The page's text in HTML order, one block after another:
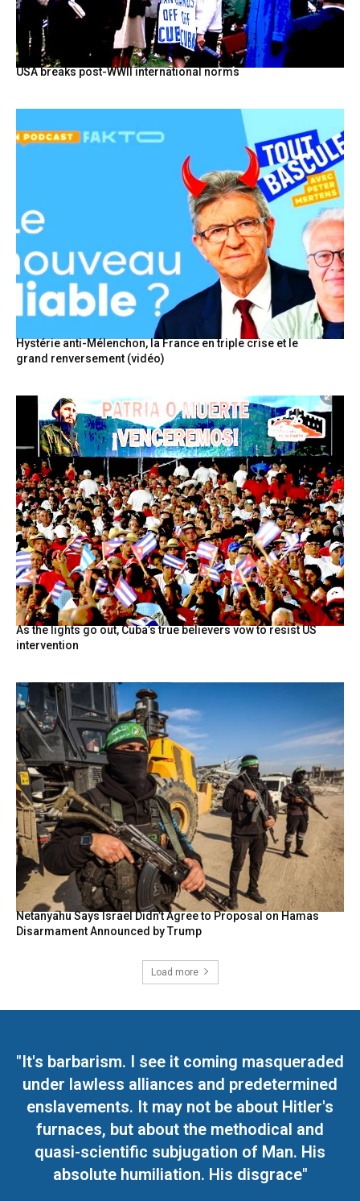
USA breaks post-WWII international norms
Hystérie anti-Mélenchon, la France en triple crise et le
grand renversement (vidéo)
As the lights go out, Cuba’s true believers vow to resist US
intervention
Netanyahu Says Israel Didn’t Agree to Proposal on Hamas
Disarmament Announced by Trump
Load more
"It's barbarism. I see it coming masqueraded
under lawless alliances and predetermined
enslavements. It may not be about Hitler's
furnaces, but about the methodical and
quasi-scientific subjugation of Man. His
absolute humiliation. His disgrace"